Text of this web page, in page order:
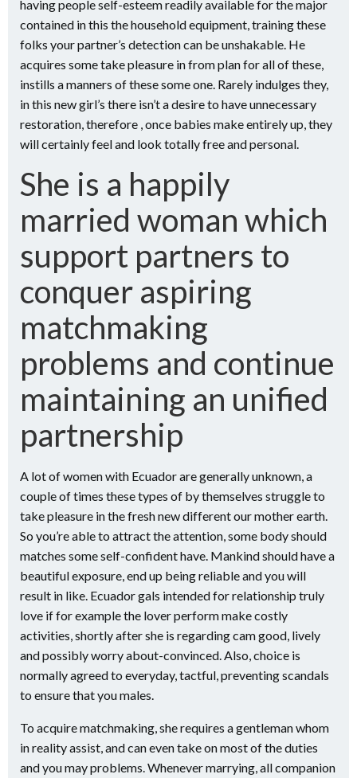
having people self-esteem readily available for the major
contained in this the household equipment, training these
folks your partner’s detection can be unshakable. He
acquires some take pleasure in from plan for all of these,
instills a manners of these some one. Rarely indulges they,
in this new girl’s there isn’t a desire to have unnecessary
restoration, therefore , once babies make entirely up, they
will certainly feel and look totally free and personal.
She is a happily
married woman which
support partners to
conquer aspiring
matchmaking
problems and continue
maintaining an unified
partnership
A lot of women with Ecuador are generally unknown, a
couple of times these types of by themselves struggle to
take pleasure in the fresh new different our mother earth.
So you’re able to attract the attention, some body should
matches some self-confident have. Mankind should have a
beautiful exposure, end up being reliable and you will
result in like. Ecuador gals intended for relationship truly
love if for example the lover perform make costly
activities, shortly after she is regarding cam good, lively
and possibly worry about-convinced. Also, choice is
normally agreed to everyday, tactful, preventing scandals
to ensure that you males.
To acquire matchmaking, she requires a gentleman whom
in reality assist, and can even take on most of the duties
and you may problems. Whenever marrying, all companion